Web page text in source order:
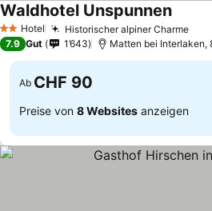
2 Sterne
Hotel Historischer alpiner Charme
Waldhotel UnspunnenPreise
7.9 Gut 1’643 Matten bei Interlaken,
Ab CHF 90
Preise von 8 Websites anzeigen